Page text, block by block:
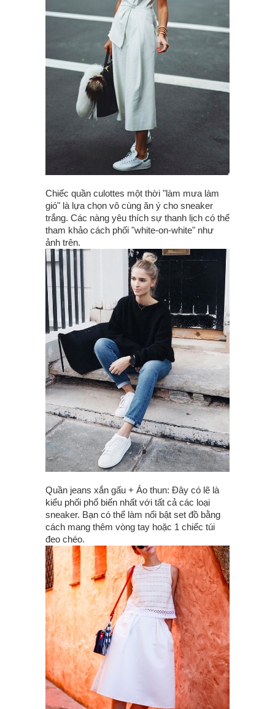
Chiếc quần culottes một thời "làm mưa làm
gió" là lựa chọn vô cùng ăn ý cho sneaker
trắng. Các nàng yêu thích sự thanh lịch có thể
tham khảo cách phối "white-on-white" như
ảnh trên.
Quần jeans xắn gấu + Áo thun: Đây có lẽ là
kiểu phối phổ biến nhất với tất cả các loại
sneaker. Bạn có thể làm nổi bật set đồ bằng
cách mang thêm vòng tay hoặc 1 chiếc túi
đeo chéo.